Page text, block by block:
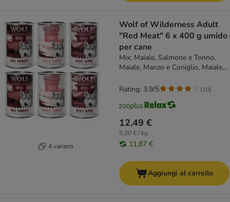
4 varianti
Wolf of Wilderness Adult
"Red Meat" 6 x 400 g umido
per cane
Mix: Maiale, Salmone e Tonno,
Maiale, Manzo e Coniglio, Maiale,
12,49 €
5,20 € / kg
11,87 €
Rating: 3.9/5 (10)
Aggiungi al carrello